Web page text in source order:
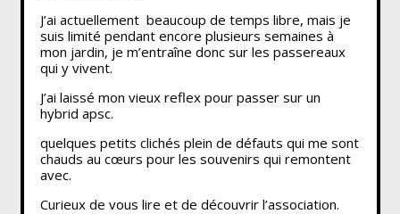
J’ai actuellement beaucoup de temps libre, mais je
suis limité pendant encore plusieurs semaines à
mon jardin, je m’entraîne donc sur les passereaux
qui y vivent.
J’ai laissé mon vieux reflex pour passer sur un
hybrid apsc.
quelques petits clichés plein de défauts qui me sont
chauds au cœurs pour les souvenirs qui remontent
avec.
Curieux de vous lire et de découvrir l’association.